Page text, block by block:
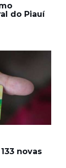
do Piauí
novas